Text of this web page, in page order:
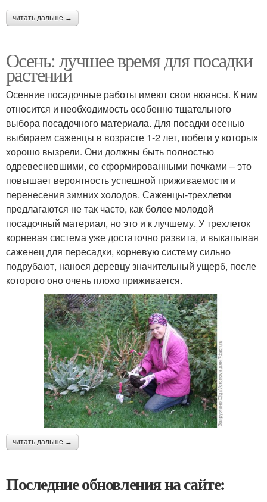
читать дальше →
Осень: лучшее время для посадки
растений
Осенние посадочные работы имеют свои нюансы. К ним
относится и необходимость особенно тщательного
выбора посадочного материала. Для посадки осенью
выбираем саженцы в возрасте 1-2 лет, побеги у которых
хорошо вызрели. Они должны быть полностью
одревесневшими, со сформированными почками – это
повышает вероятность успешной приживаемости и
перенесения зимних холодов. Саженцы-трехлетки
предлагаются не так часто, как более молодой
посадочный материал, но это и к лучшему. У трехлеток
корневая система уже достаточно развита, и выкапывая
саженец для пересадки, корневую систему сильно
подрубают, нанося деревцу значительный ущерб, после
которого оно очень плохо приживается.
читать дальше →
Последние обновления на сайте: